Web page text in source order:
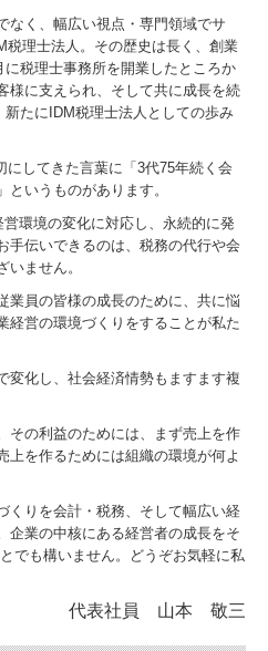
なく、幅広い視点・専門領域でサ
税理士法人。その歴史は長く、創業
税理士事務所を開業したところか
様に支えられ、そして共に成長を続
たにIDM税理士法人としての歩み
してきた言葉に「3代75年続く会
いうものがあります。
環境の変化に対応し、永続的に発
手伝いできるのは、税務の代行や会
ません。
業員の皆様の成長のために、共に悩
経営の環境づくりをすることが私た
変化し、社会経済情勢もますます複
その利益のためには、まず売上を作
上を作るためには組織の環境が何よ
くりを会計・税務、そして幅広い経
企業の中核にある経営者の成長をそ
でも構いません。どうぞお気軽に私
代表社員 山本 敬三